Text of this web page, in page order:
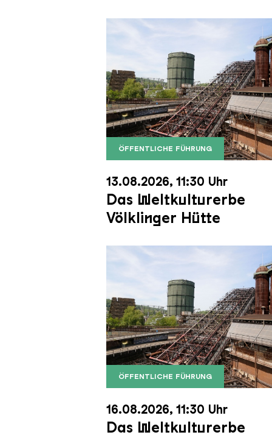
ÖFFENTLICHE FÜHRUNG
Der Erzschrägaufzug der
Copyright: Weltkulturerbe
13.08.2026, 11:30 Uhr
Das Weltkulturerbe
Völklinger Hütte
ÖFFENTLICHE FÜHRUNG
Der Erzschrägaufzug der
Copyright: Weltkulturerbe
16.08.2026, 11:30 Uhr
Das Weltkulturerbe